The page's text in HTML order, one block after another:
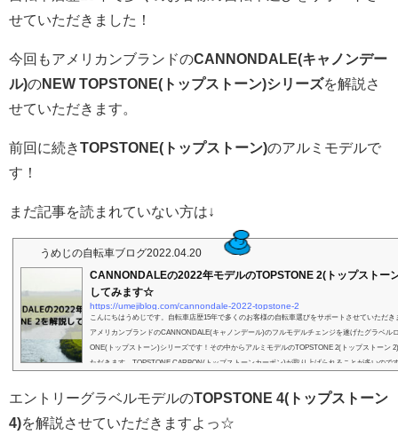
せていただきました！
今回もアメリカンブランドのCANNONDALE(キャノンデー
ル)のNEW TOPSTONE(トップストーン)シリーズを解説さ
せていただきます。
前回に続きTOPSTONE(トップストーン)のアルミモデルで
す！
まだ記事を読まれていない方は↓
うめじの自転車ブログ2022.04.20
CANNONDALEの2022年モデルのTOPSTONE 2(トップストー
してみます☆
https://umejiblog.com/cannondale-2022-topstone-2
こんにちはうめじです。自転車店歴15年で多くのお客様の自転車選びをサポートさせていただき
アメリカンブランドのCANNONDALE(キャノンデール)のフルモデルチェンジを遂げたグラベル
ONE(トップストーン)シリーズです！その中からアルミモデルのTOPSTONE 2(トップストーン
ただきます。TOPSTONE CARBON(トップストーンカーボン)が取り上げられることが多いので
ディスク...
エントリーグラベルモデルのTOPSTONE 4(トップストーン
4)を解説させていただきますよっ☆